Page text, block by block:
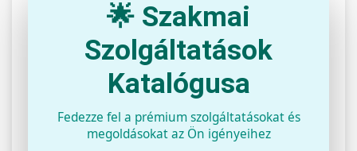
🌟 Szakmai
Szolgáltatások
Katalógusa
Fedezze fel a prémium szolgáltatásokat és
megoldásokat az Ön igényeihez